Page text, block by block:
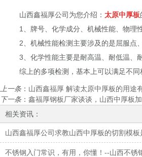
山西鑫福厚公司为您介绍： 太原中厚板
1、牌号、化学成分、机械性能、物理
2、机械性能检测主要涉及的是屈服点
3、化学性能主要是耐高温、耐低温、
综上的多项检测，基本上可以满足不同
上一条： 山西鑫福厚 解读太原中厚板的用途
下一条： 鑫福厚钢板厂家谈谈，山西中厚板
相关资讯：
山西鑫福厚公司求教山西中厚板的切割模板
不锈钢入门常识，有用，你懂！--山西不锈